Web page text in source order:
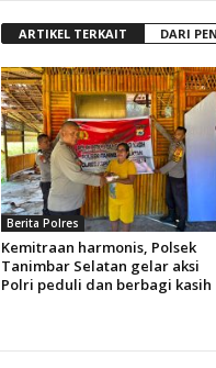
ARTIKEL TERKAIT DARI
Berita Polres
Kemitraan harmonis, Polsek
Tanimbar Selatan gelar aksi
Polri peduli dan berbagi kasih